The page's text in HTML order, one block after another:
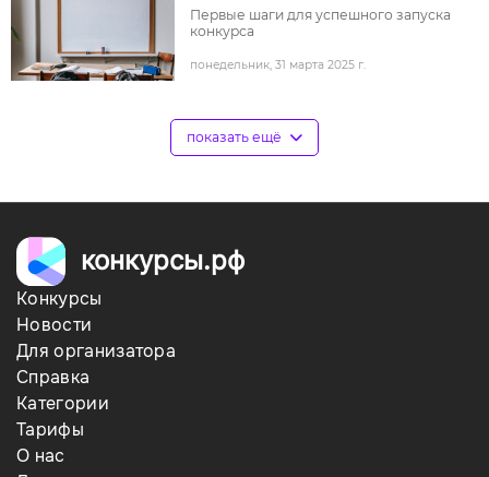
Первые шаги для успешного запуска
конкурса
понедельник, 31 марта 2025 г.
показать ещё
конкурсы.рф
Конкурсы
Новости
Для организатора
Справка
Категории
Тарифы
О нас